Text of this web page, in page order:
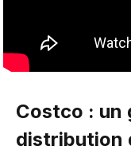
Costco : un
distribution